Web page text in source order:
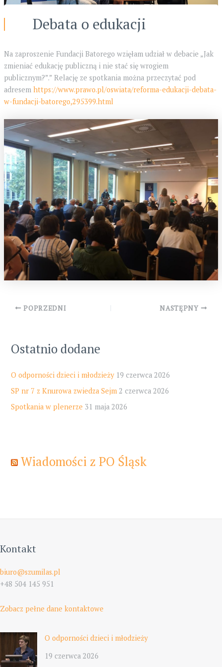
Debata o edukacji
Na zaproszenie Fundacji Batorego wzięłam udział w debacie „Jak
zmieniać edukację publiczną i nie stać się wrogiem
publicznym?”.” Relację ze spotkania można przeczytać pod
adresem https://www.prawo.pl/oswiata/reforma-edukacji-debata-
w-fundacji-batorego,295399.html
Post
POPRZEDNI NASTĘPNY
Ostatnio dodane
O odporności dzieci i młodzieży 19 czerwca 2026
SP nr 7 z Knurowa zwiedza Sejm 2 czerwca 2026
Spotkania w plenerze 31 maja 2026
Wiadomości z PO Śląsk
Kontakt
biuro@szumilas.pl
+48 504 145 951
Zobacz pełne dane kontaktowe
O odporności dzieci i młodzieży
19 czerwca 2026